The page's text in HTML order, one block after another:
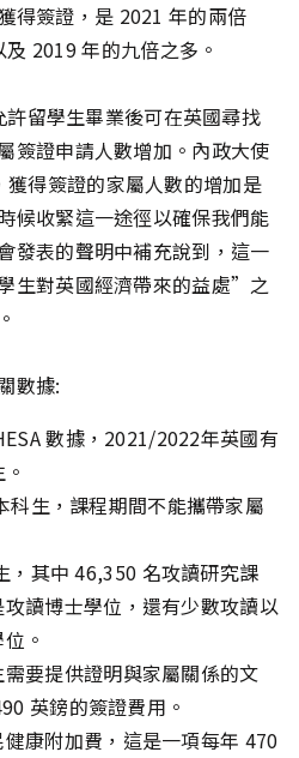
得簽證，是 2021 年的兩倍
2019 年的九倍之多。
留學生畢業後可在英國尋找
簽證申請人數增加。內政大使
得簽證的家屬人數的增加是
候收緊這一途徑以確保我們能
發表的聲明中補充說到，這一
生對英國經濟帶來的益處”之
數據:
數據，2021/2022年英國有
科生，課程期間不能攜帶家屬
，其中 46,350 名攻讀研究課
讀博士學位，還有少數攻讀以
。
要提供證明與家屬關係的文
英鎊的簽證費用。
康附加費，這是一項每年 470